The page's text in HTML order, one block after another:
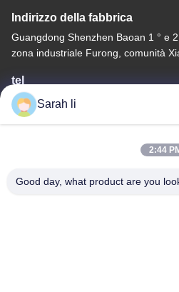
Indirizzo della fabbrica
Guangdong Shenzhen Baoan 1 ° e
zona industriale Furong, comunità
tel
86-0755-27097532-8:30
Cina Buona qualità Servizio di
Sarah li
2:44
Good day, what product are you